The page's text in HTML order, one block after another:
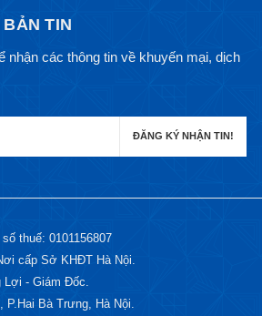
TIN
nhận các thông tin về khuyến mại, dịch
thuế: 0101156807
cấp Sở KHĐT Hà Nội.
- Giám Đốc.
Bà Trưng, Hà Nội.